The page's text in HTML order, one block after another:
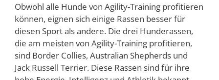
Obwohl alle Hunde von Agility-Training profitieren
können, eignen sich einige Rassen besser für
diesen Sport als andere. Die drei Hunderassen,
die am meisten von Agility-Training profitieren,
sind Border Collies, Australian Shepherds und
Jack Russell Terrier. Diese Rassen sind für ihre